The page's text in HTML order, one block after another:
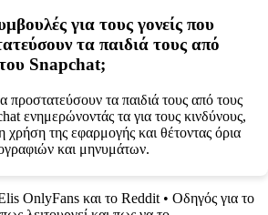
για τους γονείς που
τα παιδιά τους από
Snapchat;
προστατεύσουν τα παιδιά τους από τους
ενημερώνοντάς τα για τους κινδύνους,
της εφαρμογής και θέτοντας όρια
και μηνυμάτων.
OnlyFans και το Reddit • Οδηγός για το